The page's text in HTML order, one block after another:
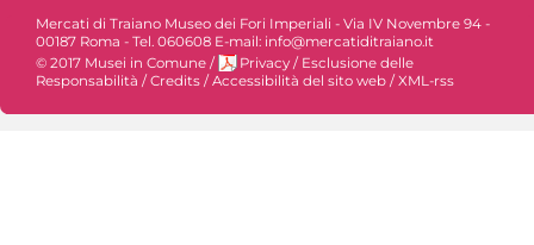
Mercati di Traiano Museo dei Fori Imperiali - Via IV Novembre 94 -
00187 Roma - Tel. 060608 E-mail: info@mercatiditraiano.it
© 2017 Musei in Comune / Privacy / Esclusione delle
Responsabilità /Credits /Accessibilità del sito web /XML-rss